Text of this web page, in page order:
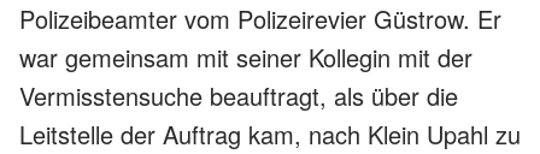
Polizeibeamter vom Polizeirevier Güstrow. Er
war gemeinsam mit seiner Kollegin mit der
Vermisstensuche beauftragt, als über die
Leitstelle der Auftrag kam, nach Klein Upahl zu